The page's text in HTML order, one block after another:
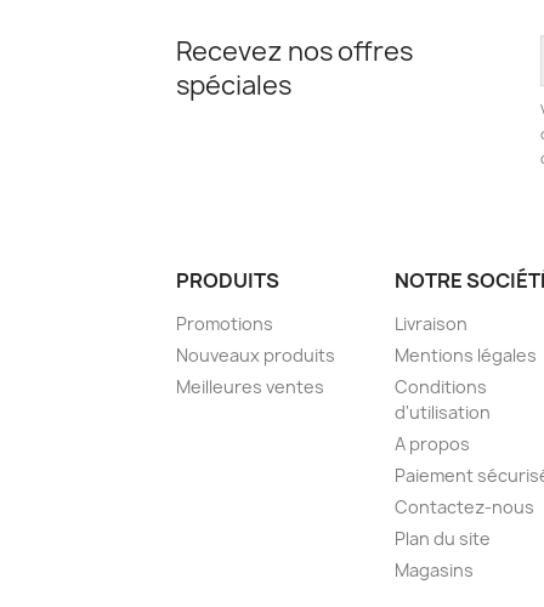
Recevez nos offres
spéciales
PRODUITS
Promotions
Nouveaux produits
Meilleures ventes
NOTRE
Livraison
Mentions légales
Conditions
d'utilisation
A propos
Paiement
Contactez-nous
Plan du site
Magasins